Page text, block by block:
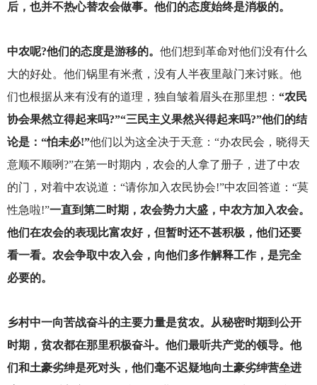
后，也并不热心替农会做事。他们的态度始终是消极的。
中农呢?他们的态度是游移的。 他们想到革命对他们没有什么
大的好处。他们锅里有米煮，没有人半夜里敲门来讨账。他
们也根据从来有没有的道理，独自皱着眉头在那里想： “农民
协会果然立得起来吗?”“三民主义果然兴得起来吗?”他们的结
论是：“怕未必!”他们以为这全决于天意：“办农民会，晓得天
意顺不顺咧?”在第一时期内，农会的人拿了册子，进了中农
的门，对着中农说道：“请你加入农民协会!”中农回答道：“莫
性急啦!”一直到第二时期，农会势力大盛，中农方加入农会。
他们在农会的表现比富农好，但暂时还不甚积极，他们还要
看一看。农会争取中农入会，向他们多作解释工作，是完全
必要的。
乡村中一向苦战奋斗的主要力量是贫农。从秘密时期到公开
时期，贫农都在那里积极奋斗。他们最听共产党的领导。他
们和土豪劣绅是死对头，他们毫不迟疑地向土豪劣绅营垒进